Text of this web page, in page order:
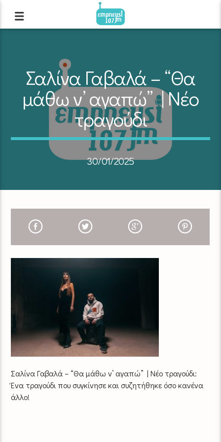
Σαλίνα Γαβαλά – “Θα
μάθω ν’ αγαπώ” | Νέο
τραγούδι
30/01/2025
Σαλίνα Γαβαλά – “Θα μάθω ν’ αγαπώ” | Νέο τραγούδι:
Ένα τραγούδι που συγκίνησε και συζητήθηκε όσο κανένα
άλλο!